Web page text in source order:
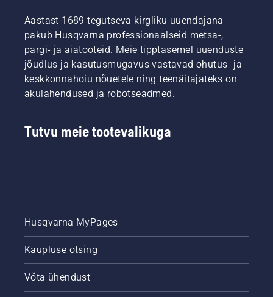
Aastast 1689 tegutseva kirgliku uuendajana
pakub Husqvarna professionaalseid metsa-,
pargi- ja aiatooteid. Meie tipptasemel uuenduste
jõudlus ja kasutusmugavus vastavad ohutus- ja
keskkonnahoiu nõuetele ning teenäitajateks on
akulahendused ja robotseadmed.
Tutvu meie tootevalikuga
Husqvarna MyPages
Kaupluse otsing
Võta ühendust